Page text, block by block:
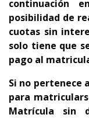
continuación
posibilidad de
cuotas sin
solo tiene que
pago al
Si no pertenece
para
Matrícula sin